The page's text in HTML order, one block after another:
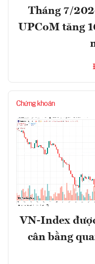
Tháng 7/
UPCoM tăng
Chứng khoán
VN-Index
cân bằng